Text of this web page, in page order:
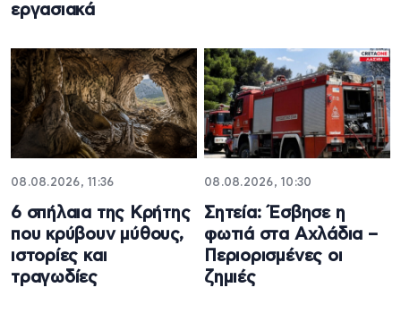
εργασιακά
08.08.2026, 11:36
6 σπήλαια της Κρήτης
που κρύβουν μύθους,
ιστορίες και
τραγωδίες
08.08.2026, 10:30
Σητεία: Έσβησε η
φωτιά στα Αχλάδια –
Περιορισμένες οι
ζημιές